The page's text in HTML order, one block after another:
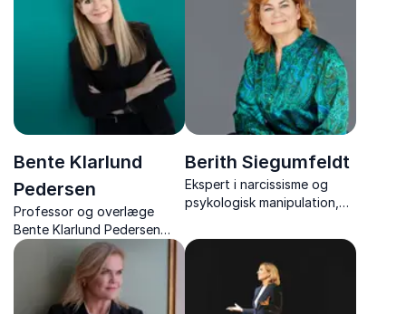
verdenshistoriens store
Bente Klarlund
Pedersen
Professor og overlæge
Bente Klarlund Pedersen
leverer humoristiske og
inspirerende foredrag om
sundhed, motion og
livskvalitet.
Berith Siegumfeldt
Ekspert i narcissisme og
psykologisk manipulation,
og værktøjer til at håndtere
svære relationer.